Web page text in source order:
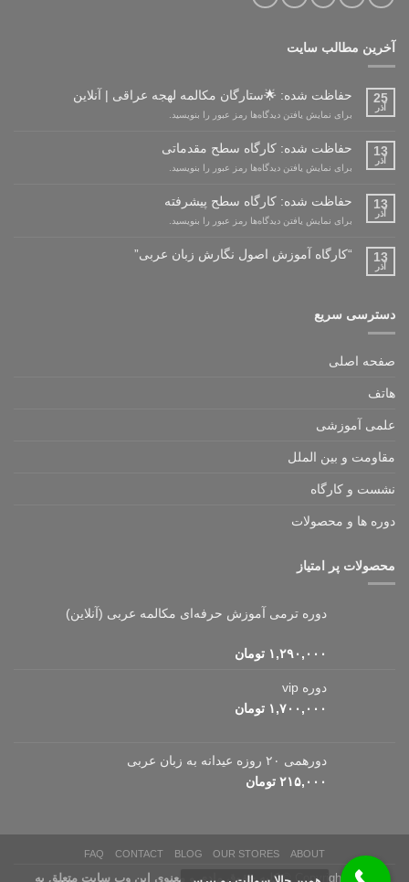
آخرین مطالب سایت
25
آذر
حفاظت شده: 🌟ستارگان مکالمه لهجه عراقی | آنلاین
برای نمایش یافتن دیدگاه‌ها رمز عبور را بنویسید.
13
آذر
حفاظت شده: کارگاه سطح مقدماتی
برای نمایش یافتن دیدگاه‌ها رمز عبور را بنویسید.
13
آذر
حفاظت شده: کارگاه سطح پیشرفته
برای نمایش یافتن دیدگاه‌ها رمز عبور را بنویسید.
13
آذر
“کارگاه آموزش اصول نگارش زبان عربی”
دسترسی سریع
صفحه اصلی
هاتف
علمی آموزشی
مقاومت و بین الملل
نشست و کارگاه
دوره ها و محصولات
محصولات پر امتیاز
دوره ترمی آموزش حرفه‌ای مکالمه عربی (آنلاین)
۱,۲۹۰,۰۰۰ تومان
دوره vip
۱,۷۰۰,۰۰۰ تومان
دورهمی ۲۰ روزه عیدانه به زبان عربی
۲۱۵,۰۰۰ تومان
ABOUT
OUR STORES
BLOG
CONTACT
FAQ
Copyright 2026 © کلیه حقوق مادی و معنوی این وب سایت متعلق به